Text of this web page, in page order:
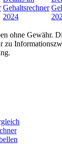
Gehaltsrechner
2024
ohne Gewähr.
zu